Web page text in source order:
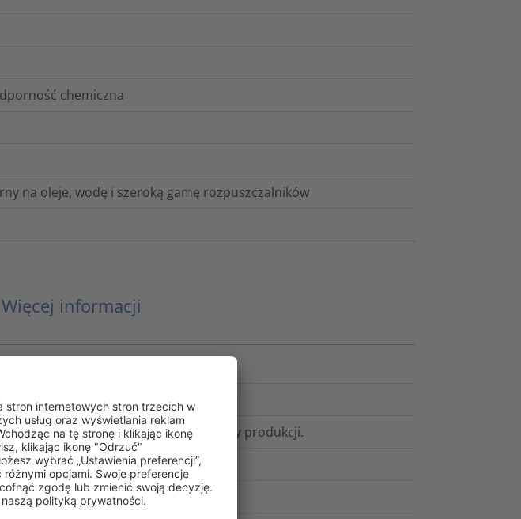
chemiczna
na oleje, wodę i szeroką gamę rozpuszczalników
Więcej informacji
/ maksymalnie 2 lata od daty produkcji.